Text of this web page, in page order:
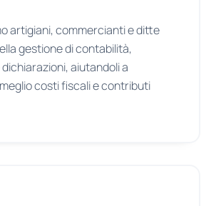
artigiani, commercianti e ditte
gestione di contabilità,
aiutandoli a
costi fiscali e contributi